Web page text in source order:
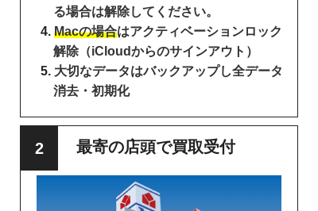
る場合は解除してください。
Macの場合はアクティベーションロック
解除（iCloudからのサインアウト）
大切なデータはバックアップし全データ
消去・初期化
最寄の店頭で買取受付